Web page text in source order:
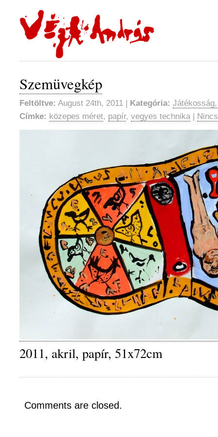
Szemüvegkép
Feltöltve: August 24th, 2011 | Kategória:
Címke: közepes méret, papír, vegyes technika|
2011, akril, papír, 51x72cm
Comments are closed.